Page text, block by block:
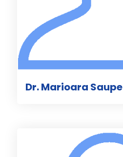
Dr. Marioara Saupe